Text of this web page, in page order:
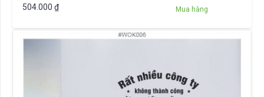
504.000 ₫ Mua hàng